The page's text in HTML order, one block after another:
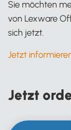
Sie möchten
von Lexware
sich jetzt.
Jetzt
Jetzt